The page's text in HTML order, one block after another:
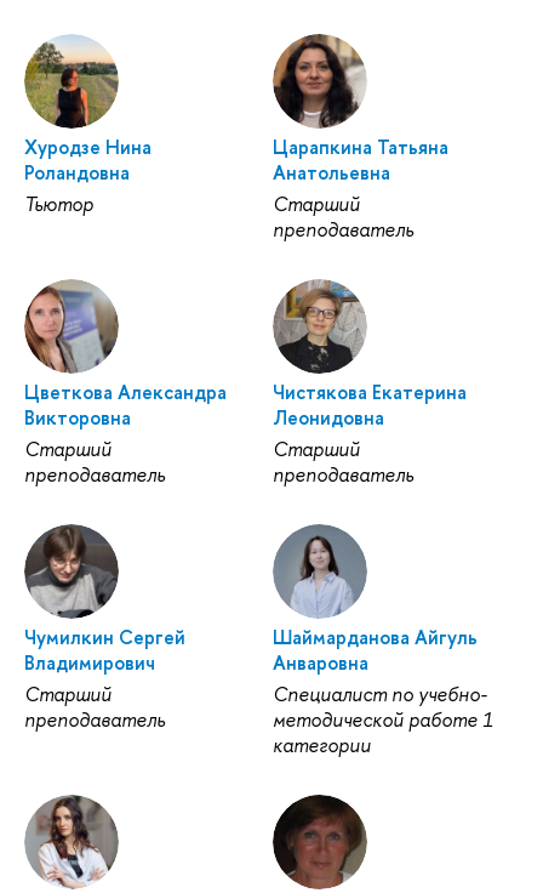
Хуродзе Нина
Роландовна
Тьютор
Царапкина Татьяна
Анатольевна
Старший
преподаватель
Цветкова Александра
Викторовна
Старший
преподаватель
Чистякова Екатерина
Леонидовна
Старший
преподаватель
Чумилкин Сергей
Владимирович
Старший
преподаватель
Шаймарданова Айгуль
Анваровна
Специалист по учебно-
методической работе 1
категории